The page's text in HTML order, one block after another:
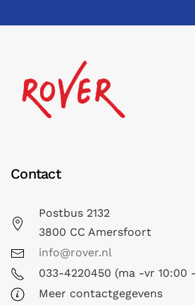
Contact
Postbus 2132
3800 CC Amersfoort
info@rover.nl
033-4220450 (ma -vr 10:00
Meer contactgegevens